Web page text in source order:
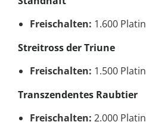
Freischalten: 1.600 Platin
Streitross der Triune
Freischalten: 1.500 Platin
Transzendentes Raubtier
Freischalten: 2.000 Platin